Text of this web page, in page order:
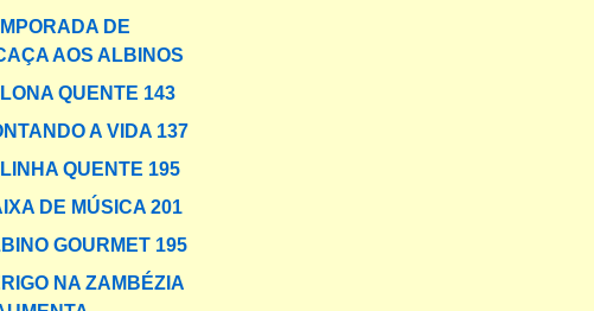
DE
AOS ALBINOS
QUENTE 143
A VIDA 137
QUENTE 195
DE MÚSICA 201
GOURMET 195
NA ZAMBÉZIA